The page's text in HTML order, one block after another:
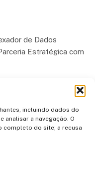
incluindo dados do
analisar a navegação. O
completo do site; a recusa
de Dados
Estratégica com